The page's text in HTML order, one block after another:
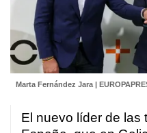
Marta Fernández Jara |
El nuevo líder de las